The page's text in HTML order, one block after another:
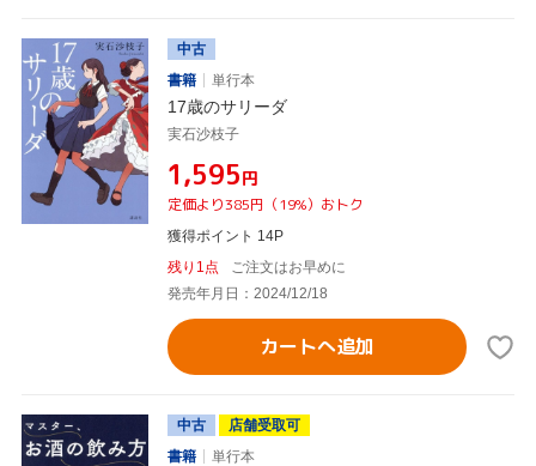
中古
書籍
単行本
17歳のサリーダ
実石沙枝子
¥1,595円
定価より385円（19%）おトク
獲得ポイント 14P
残り1点
ご注文はお早めに
発売年月日：2024/12/18
カートへ追加
中古
店舗受取可
書籍
単行本